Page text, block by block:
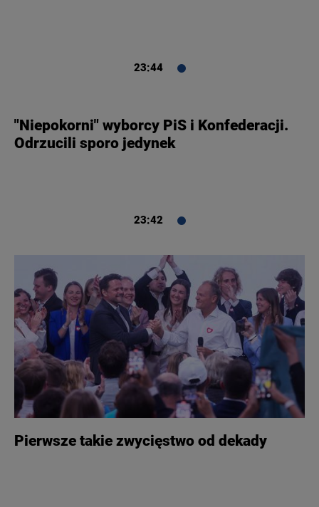
23:44
"Niepokorni" wyborcy PiS i Konfederacji.
Odrzucili sporo jedynek
23:42
Pierwsze takie zwycięstwo od dekady